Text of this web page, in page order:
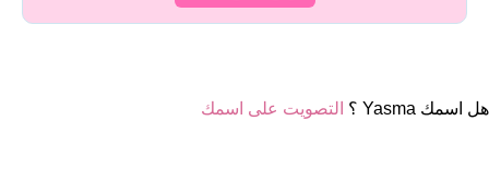
هل اسمك Yasma ؟ التصويت على اسمك